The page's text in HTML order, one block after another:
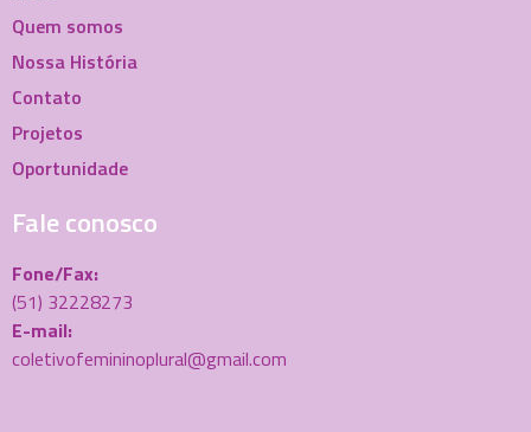
Quem somos
Nossa História
Contato
Projetos
Oportunidade
Fale conosco
Fone/Fax:
(51) 32228273
E-mail:
coletivofemininoplural@gmail.com